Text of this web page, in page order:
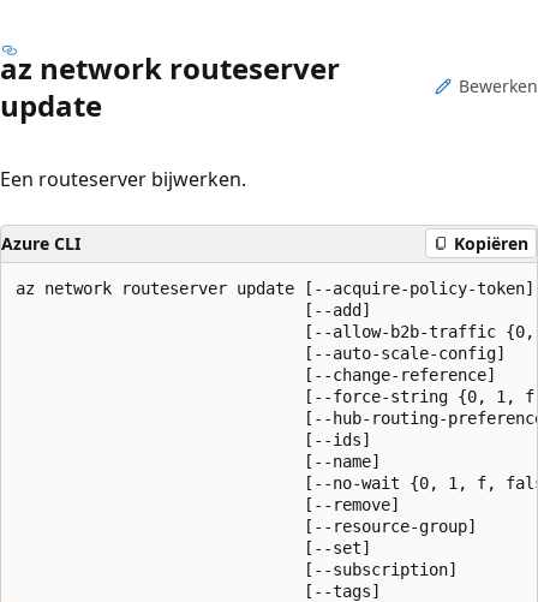
az network routeserver
update
Bewerken
Een routeserver bijwerken.
Azure CLI Kopiëren
az network routeserver update [--acquire-policy-token]
                              [--add]
[--allow-b2b-traffic
                              [--auto-scale-config]
                              [--change-reference]
[--force-string {0, 1,
[--hub-routing-
                              [--ids]
                              [--name]
[--no-wait {0, 1, f,
                              [--remove]
                              [--resource-group]
                              [--set]
                              [--subscription]
                              [--tags]